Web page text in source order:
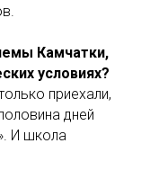
Камчатки,
условиях?
приехали,
дней
И школа